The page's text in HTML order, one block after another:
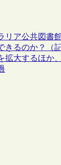
リア公共図書
るのか？（記
拡大するほか